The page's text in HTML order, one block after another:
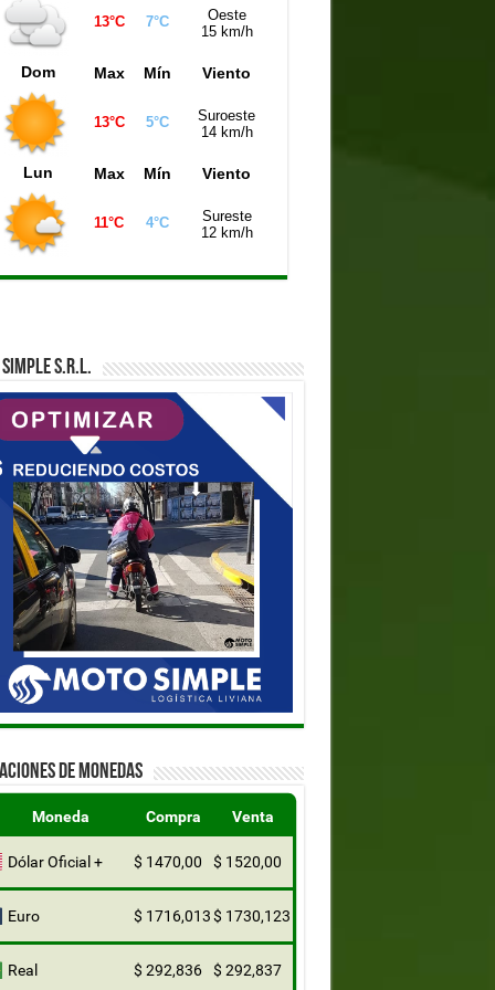
13°C 7°C
Oeste
15 km/h
Dom Max Mín Viento
13°C 5°C
Suroeste
14 km/h
Lun Max Mín Viento
11°C 4°C
Sureste
12 km/h
S.R.L.
DE MONEDAS
Moneda Compra Venta
Dólar Oficial + $ 1470,00 $ 1520,00
Euro $ 1716,013$ 1730,123
Real $ 292,836 $ 292,837